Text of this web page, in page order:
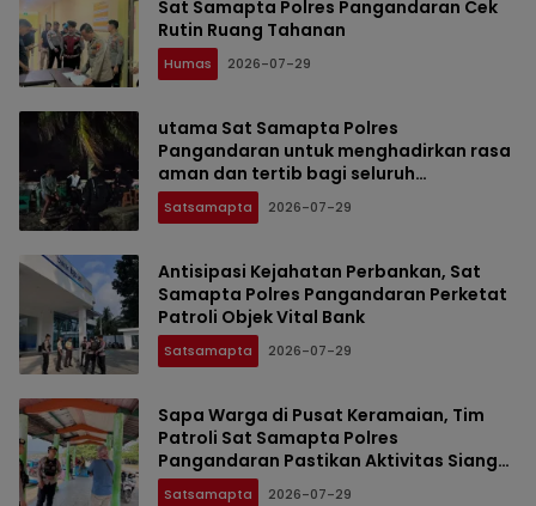
Sat Samapta Polres Pangandaran Cek
Rutin Ruang Tahanan
Humas 2026-07-29
utama Sat Samapta Polres
Pangandaran untuk menghadirkan rasa
aman dan tertib bagi seluruh
masyarakat Kabupaten Pangandaran.
Satsamapta 2026-07-29
Antisipasi Kejahatan Perbankan, Sat
Samapta Polres Pangandaran Perketat
Patroli Objek Vital Bank
Satsamapta 2026-07-29
Sapa Warga di Pusat Keramaian, Tim
Patroli Sat Samapta Polres
Pangandaran Pastikan Aktivitas Siang
Hari Aman
Satsamapta 2026-07-29